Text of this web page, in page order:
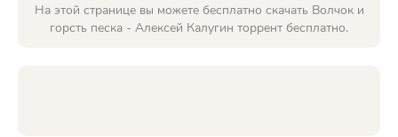
На этой странице вы можете бесплатно скачать Волчок и
горсть песка - Алексей Калугин торрент бесплатно.